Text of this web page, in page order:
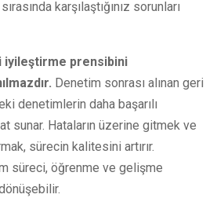
karşılaştığınız sorunları
iyileştirme prensibini
Denetim sonrası alınan geri
denetimlerin daha başarılı
sunar. Hataların üzerine gitmek ve
sürecin kalitesini artırır.
süreci, öğrenme ve gelişme